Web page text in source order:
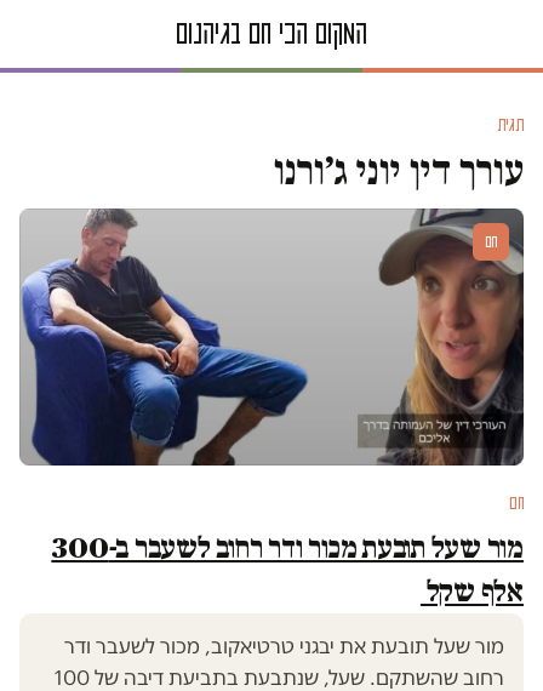
תגית
עורך דין יוני ג׳ורנו
חם
חם
מור שעל תובעת מכור ודר רחוב לשעבר ב-300
אלף שקל
מור שעל תובעת את יבגני טרטיאקוב, מכור לשעבר ודר
רחוב שהשתקם. שעל, שנתבעת בתביעת דיבה של 100